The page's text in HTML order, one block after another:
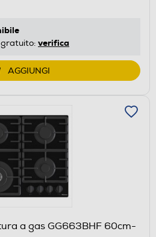
verifica
AGGIUNGI
a gas GG663BHF 60cm-